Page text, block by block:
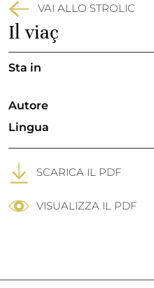
VAI ALLO STROLIC
Il viaç
Sta in
Autore
Lingua
SCARICA IL PDF
VISUALIZZA IL PDF